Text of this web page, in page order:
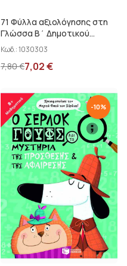
71 Φύλλα αξιολόγησης στη
Γλώσσα Β΄ Δημοτικού
Νάζαρη Χριστίνα
Κωδ.:1030303
7,80€7,02€
-10%